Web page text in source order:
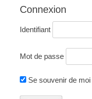
Connexion
Identifiant
Mot de passe
Se souvenir de moi